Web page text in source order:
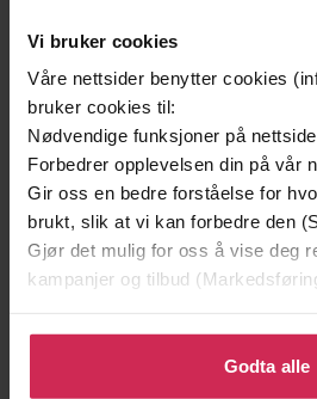
Vi bruker cookies
Våre nettsider benytter cookies
bruker cookies til:
Nødvendige funksjoner på
Forbedrer opplevelsen din på vår
Gir oss en bedre forståelse for
brukt, slik at vi kan forbedre den
Gjør det mulig for oss å vise deg
kampanjer og tilbud
Klikk på «Godta alle» for å gi oss
bruke cookies for alle disse
tilpasse ditt samtykke til
Godta alle
349,-